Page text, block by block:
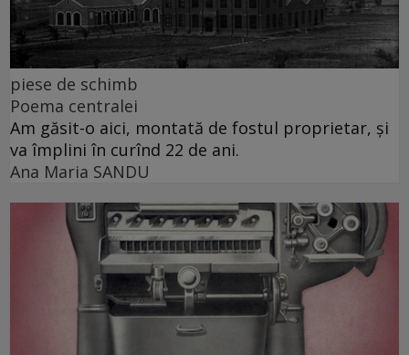
piese de schimb
Poema centralei
Am găsit-o aici, montată de fostul proprietar, și
va împlini în curînd 22 de ani.
Ana Maria SANDU